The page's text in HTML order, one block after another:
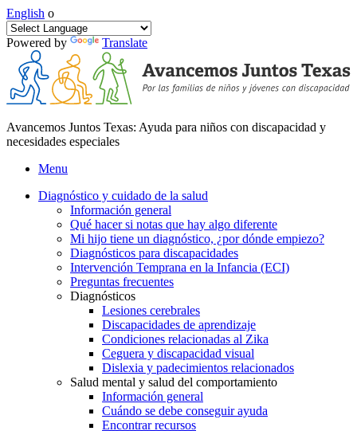
English o
Powered by Translate
Avancemos Juntos Texas: Ayuda para niños con discapacidad y
necesidades especiales
Menu
Diagnóstico y cuidado de la salud
Información general
Qué hacer si notas que hay algo diferente
Mi hijo tiene un diagnóstico, ¿por dónde empiezo?
Diagnósticos para discapacidades
Intervención Temprana en la Infancia (ECI)
Preguntas frecuentes
Diagnósticos
Lesiones cerebrales
Discapacidades de aprendizaje
Condiciones relacionadas al Zika
Ceguera y discapacidad visual
Dislexia y padecimientos relacionados
Salud mental y salud del comportamiento
Información general
Cuándo se debe conseguir ayuda
Encontrar recursos